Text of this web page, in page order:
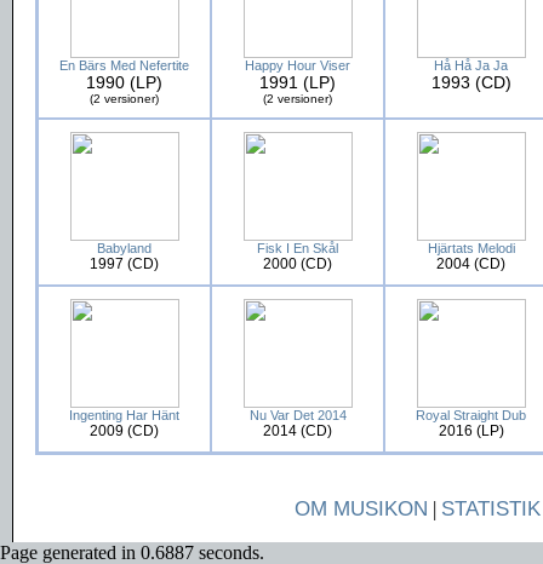
En Bärs Med Nefertite
1990 (LP)
(2 versioner)
Happy Hour Viser
1991 (LP)
(2 versioner)
Hå Hå Ja Ja
1993 (CD)
Babyland
1997 (CD)
Fisk I En Skål
2000 (CD)
Hjärtats Melodi
2004 (CD)
Ingenting Har Hänt
2009 (CD)
Nu Var Det 2014
2014 (CD)
Royal Straight Dub
2016 (LP)
OM MUSIKON | STATISTIK
Page generated in 0.6887 seconds.